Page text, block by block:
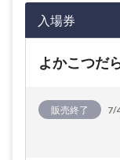
入場券
よかこつだ
販売終了 7/